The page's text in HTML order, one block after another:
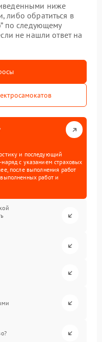
ниже
либо обратиться в
по следующему
не нашли ответ на
и последующий
с указанием страховых
после выполнения работ
работ и